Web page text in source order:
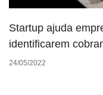
Startup ajuda
identificarem
24/05/2022